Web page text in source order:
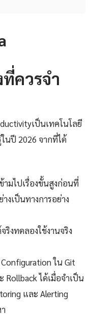
ควรจำ
เป็นเทคโนโลยี
นปี 2026 จากที่ได้
ามไปเรื่องขั้นสูงก่อนที่
งเป็นทางการอย่าง
ริงทดลองใช้งานจริง
ใน Git
ได้เมื่อจำเป็น
และ Alerting